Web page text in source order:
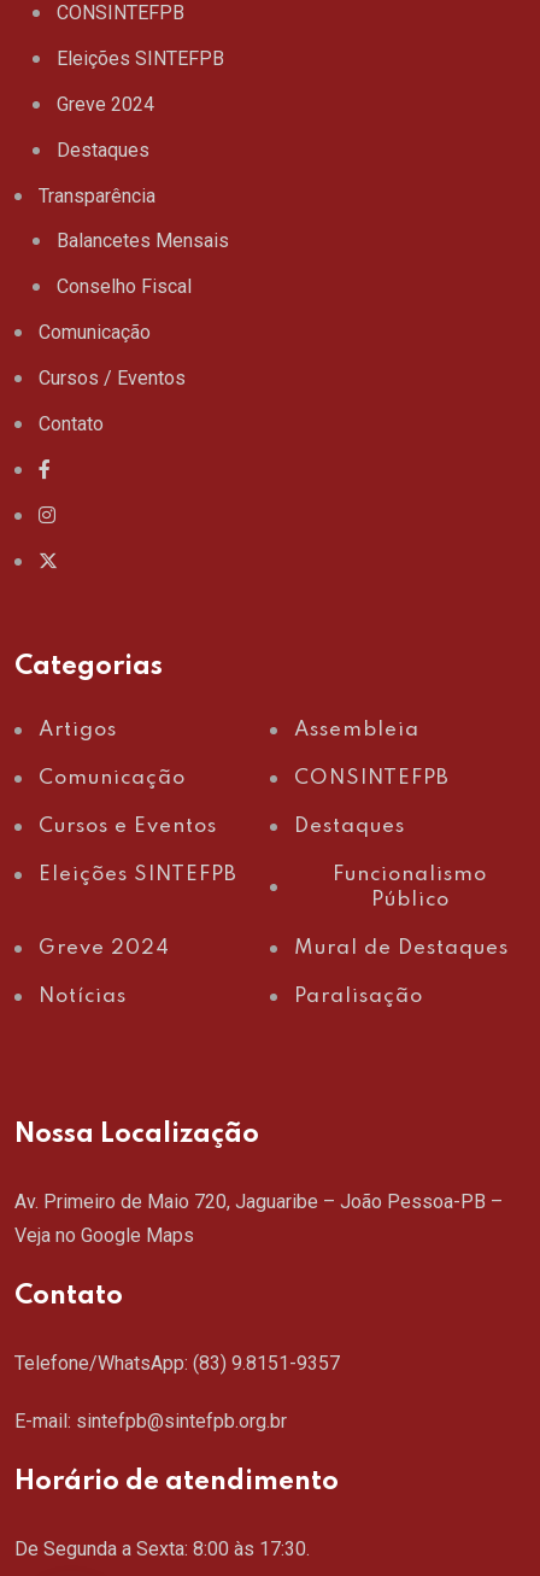
CONSINTEFPB
Eleições SINTEFPB
Greve 2024
Destaques
Transparência
Balancetes Mensais
Conselho Fiscal
Comunicação
Cursos / Eventos
Contato
Categorias
Artigos Assembleia
Comunicação CONSINTEFPB
Cursos e Eventos Destaques
Eleições SINTEFPB
Funcionalismo
Público
Greve 2024 Mural de Destaques
Notícias Paralisação
Nossa Localização
Av. Primeiro de Maio 720, Jaguaribe – João Pessoa-PB –
Veja no Google Maps
Contato
Telefone/WhatsApp: (83) 9.8151-9357
E-mail: sintefpb@sintefpb.org.br
Horário de atendimento
De Segunda a Sexta: 8:00 às 17:30.